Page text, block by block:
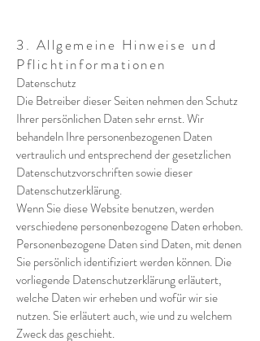
3. Allgemeine Hinweise und
Pflichtinformationen
Datenschutz
Die Betreiber dieser Seiten nehmen den Schutz
Ihrer persönlichen Daten sehr ernst. Wir
behandeln Ihre personenbezogenen Daten
vertraulich und entsprechend der gesetzlichen
Datenschutzvorschriften sowie dieser
Datenschutzerklärung.
Wenn Sie diese Website benutzen, werden
verschiedene personenbezogene Daten erhoben.
Personenbezogene Daten sind Daten, mit denen
Sie persönlich identifiziert werden können. Die
vorliegende Datenschutzerklärung erläutert,
welche Daten wir erheben und wofür wir sie
nutzen. Sie erläutert auch, wie und zu welchem
Zweck das geschieht.